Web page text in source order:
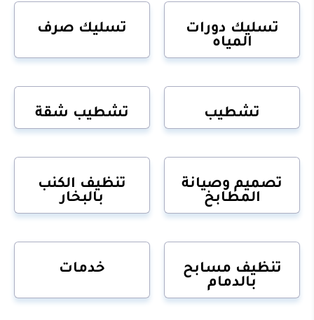
تسليك دورات
المياه
تسليك صرف
تشطيب تشطيب شقة
تصميم وصيانة
المطابخ
تنظيف الكنب
بالبخار
تنظيف مسابح
بالدمام
خدمات